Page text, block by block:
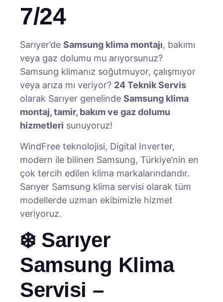
7/24
Sarıyer’de Samsung klima montajı, bakımı
veya gaz dolumu mu arıyorsunuz?
Samsung klimanız soğutmuyor, çalışmıyor
veya arıza mı veriyor? 24 Teknik Servis
olarak Sarıyer genelinde Samsung klima
montaj, tamir, bakım ve gaz dolumu
hizmetleri sunuyoruz!
WindFree teknolojisi, Digital Inverter,
modern ile bilinen Samsung, Türkiye’nin en
çok tercih edilen klima markalarındandır.
Sarıyer Samsung klima servisi olarak tüm
modellerde uzman ekibimizle hizmet
veriyoruz.
❄️ Sarıyer
Samsung Klima
Servisi –